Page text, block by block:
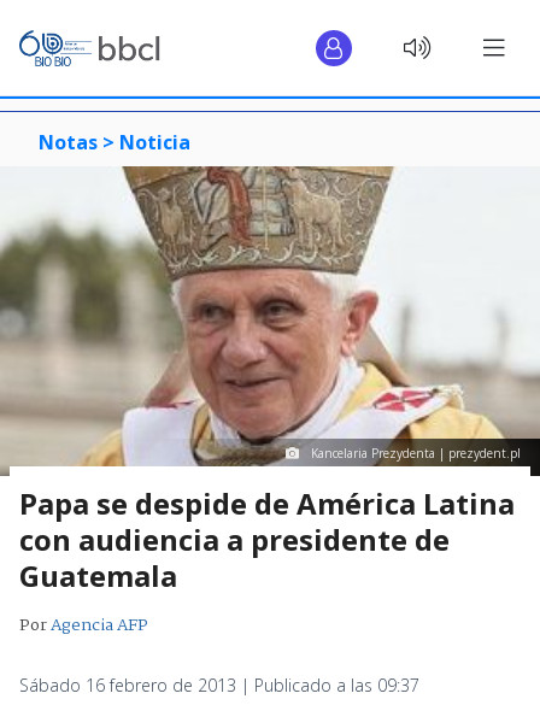
Notas > Noticia
Kancelaria Prezydenta | prezydent.pl
Papa se despide de América Latina
con audiencia a presidente de
Guatemala
PorAgencia AFP
Sábado 16 febrero de 2013 | Publicado a las 09:37